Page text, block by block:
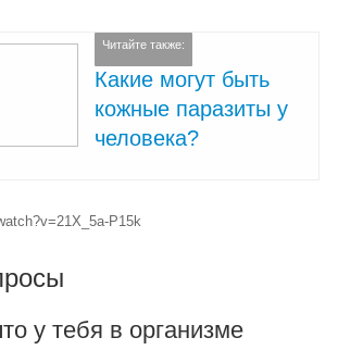
Читайте также:
Какие могут быть
кожные паразиты у
человека?
P15k
у тебя в организме